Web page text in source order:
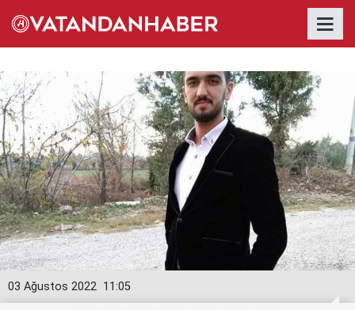
11:05
03 Ağustos 2022